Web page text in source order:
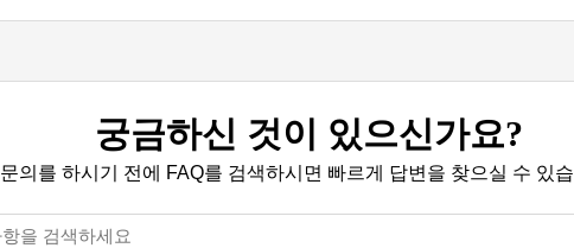
궁금하신 것이 있으신가요?
문의를 하시기 전에 FAQ를 검색하시면 빠르게 답변을 찾으실 수 있